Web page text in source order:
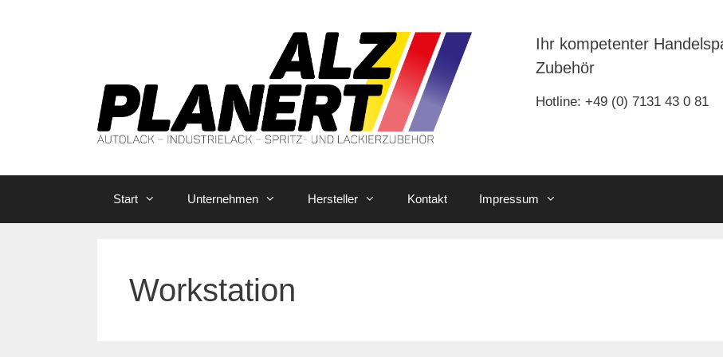
Ihr kompetenter
Zubehör
Hotline: +49 (0) 7131 43 0 81
Start Unternehmen Hersteller Kontakt Impressum
Workstation